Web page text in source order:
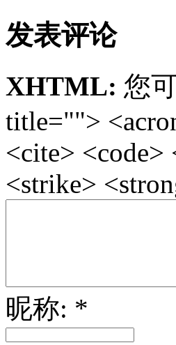
发表评论
XHTML: 您
title="">
<cite>
<strike>
昵称: *